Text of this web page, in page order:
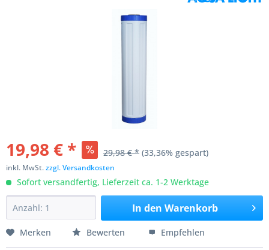
19,98 € * 29,98 € * (33,36% gespart)
inkl. MwSt.zzgl. Versandkosten
Sofort versandfertig, Lieferzeit ca. 1-2 Werktage
In den Warenkorb
Merken Bewerten Empfehlen